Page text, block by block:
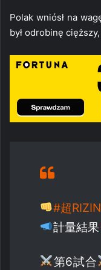
Polak wniósł na
był odrobinę
#超
計量結果
第6試合